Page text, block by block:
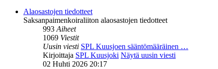
Alaosastojen tiedotteet
Saksanpaimenkoiraliiton alaosastojen tiedotteet
993Aiheet
1069 Viestit
Uusin viesti SPL Kuusjoen sääntömääräinen …
Kirjoittaja SPL Kuusjoki Näytä uusin viesti
02 Huhti 2026 20:17